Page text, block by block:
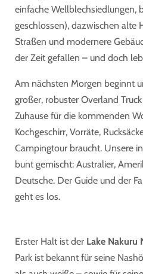
einfache Wellblechsiedlungen,
geschlossen), dazwischen alte
Straßen und modernere
der Zeit gefallen – und doch
Am nächsten Morgen beginnt
großer, robuster Overland Truck
Zuhause für die kommenden
Kochgeschirr, Vorräte,
Campingtour braucht. Unsere
bunt gemischt: Australier,
Deutsche. Der Guide und der
geht es los.
Erster Halt ist der Lake Nakuru
Park ist bekannt für seine